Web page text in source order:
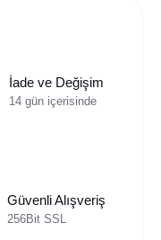
İade ve Değişim
14 gün içerisinde
Güvenli Alışveriş
256Bit SSL